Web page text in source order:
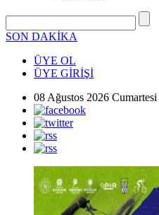
SON DAKİKA
ÜYE OL
ÜYE GİRİŞİ
08 Ağustos 2026 Cumartesi